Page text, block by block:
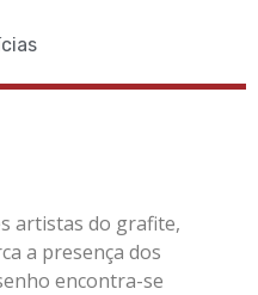
artistas do grafite,
a presença dos
encontra-se